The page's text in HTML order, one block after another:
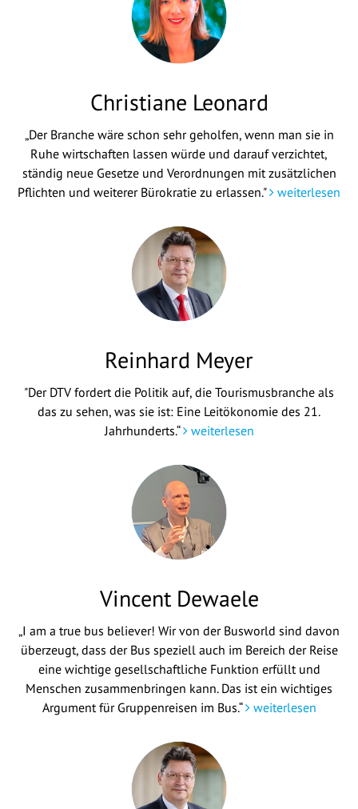
Christiane Leonard
„Der Branche wäre schon sehr geholfen, wenn man sie in
Ruhe wirtschaften lassen würde und darauf verzichtet,
ständig neue Gesetze und Verordnungen mit zusätzlichen
Pflichten und weiterer Bürokratie zu erlassen."
weiterlesen
Reinhard Meyer
"Der DTV fordert die Politik auf, die Tourismusbranche als
das zu sehen, was sie ist: Eine Leitökonomie des 21.
Jahrhunderts.“ weiterlesen
Vincent Dewaele
„I am a true bus believer! Wir von der Busworld sind davon
überzeugt, dass der Bus speziell auch im Bereich der Reise
eine wichtige gesellschaftliche Funktion erfüllt und
Menschen zusammenbringen kann. Das ist ein wichtiges
Argument für Gruppenreisen im Bus.“ weiterlesen